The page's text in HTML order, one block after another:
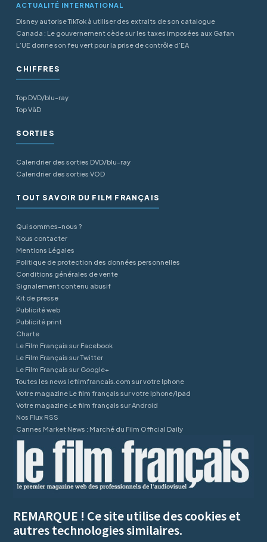
ACTUALITÉ INTERNATIONAL
Disney autorise TikTok à utiliser des extraits de son catalogue
Canada : Le gouvernement cède sur les taxes imposées aux Gafan
L’UE donne son feu vert pour la prise de contrôle d’EA
CHIFFRES
Top DVD/blu-ray
Top VàD
SORTIES
Calendrier des sorties DVD/blu-ray
Calendrier des sorties VOD
TOUT SAVOIR DU FILM FRANÇAIS
Qui sommes-nous ?
Nous contacter
Mentions Légales
Politique de protection des données personnelles
Conditions générales de vente
Signalement contenu abusif
Kit de presse
Publicité web
Publicité print
Charte
Le Film Français sur Facebook
Le Film Français sur Twitter
Le Film Français sur Google+
Toutes les news lefilmfrancais.com sur votre Iphone
Votre magazine Le film français sur votre Iphone/Ipad
Votre magazine Le film français sur Android
Nos Flux RSS
Cannes Market News : Marché du Film Official Daily
REMARQUE ! Ce site utilise des cookies et
autres technologies similaires.